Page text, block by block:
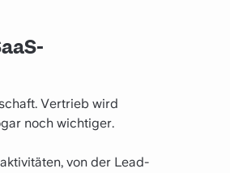
Vertrieb wird
noch wichtiger.
von der Lead-